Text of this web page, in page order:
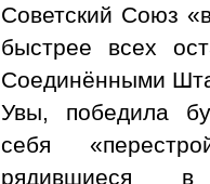
Советский Союз
быстрее всех
Соединёнными
Увы, победила
себя
рядившиеся